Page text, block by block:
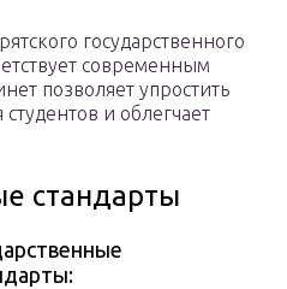
государственного
современным
позволяет упростить
и облегчает
стандарты